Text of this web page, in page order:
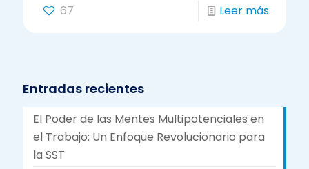
67 Leer más
Entradas recientes
El Poder de las Mentes Multipotenciales en
el Trabajo: Un Enfoque Revolucionario para
la SST